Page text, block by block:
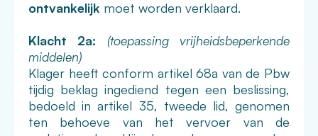
ontvankelijk moet worden verklaard.
Klacht 2a: (toepassing vrijheidsbeperkende
middelen)
Klager heeft conform artikel 68a van de Pbw
tijdig beklag ingediend tegen een beslissing,
bedoeld in artikel 35, tweede lid, genomen
ten behoeve van het vervoer van de